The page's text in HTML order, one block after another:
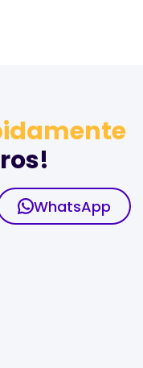
WhatsApp